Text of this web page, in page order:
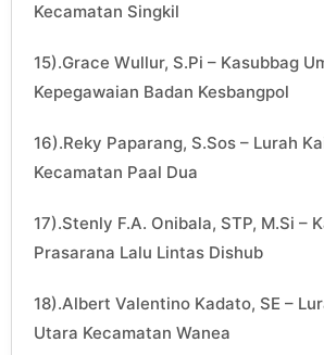
Kecamatan Singkil
15).Grace Wullur, S.Pi – Kasubbag
Kepegawaian Badan Kesbangpol
16).Reky Paparang, S.Sos – Lurah
Kecamatan Paal Dua
17).Stenly F.A. Onibala, STP, M.Si –
Prasarana Lalu Lintas Dishub
18).Albert Valentino Kadato, SE –
Utara Kecamatan Wanea